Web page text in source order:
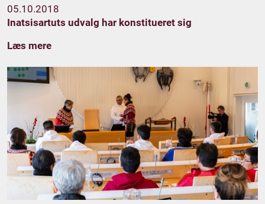
05.10.2018
Inatsisartuts udvalg har konstitueret sig
Læs mere